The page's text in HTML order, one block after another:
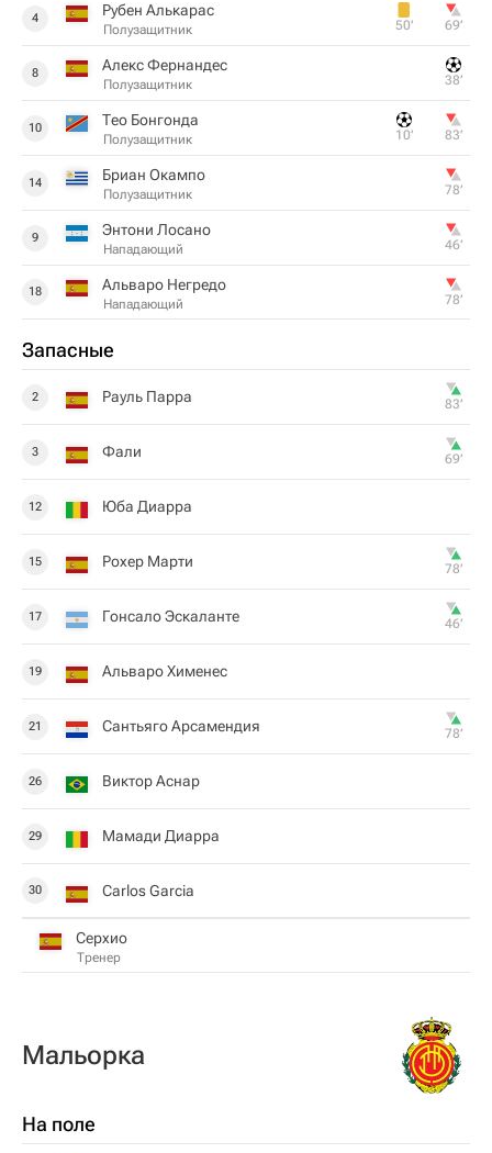
4 Рубен Алькарас
Полузащитник 50‎’‎ 69‎’‎
8 Алекс Фернандес
Полузащитник 38‎’‎
10 Тео Бонгонда
Полузащитник 10‎’‎ 83‎’‎
14 Бриан Окампо
Полузащитник 78‎’‎
9 Энтони Лосано
Нападающий 46‎’‎
18 Альваро Негредо
Нападающий 78‎’‎
Запасные
2 Рауль Парра 83‎’‎
3 Фали 69‎’‎
12 Юба Диарра
15 Рохер Марти 78‎’‎
17 Гонсало Эскаланте 46‎’‎
19 Альваро Хименес
21 Сантьяго Арсамендия 78‎’‎
26 Виктор Аснар
29 Мамади Диарра
30 Carlos Garcia
Серхио
Тренер
Мальорка
На поле